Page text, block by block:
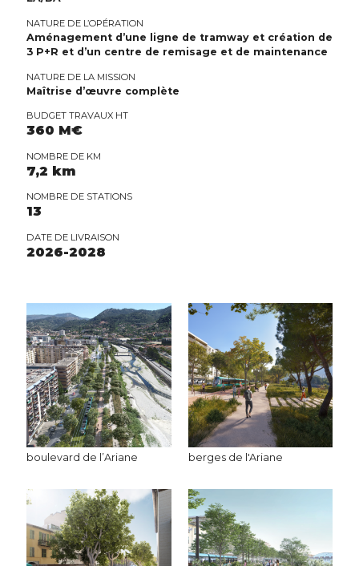
NATURE DE L’OPÉRATION
Aménagement d’une ligne de tramway et création de
3 P+R et d’un centre de remisage et de maintenance
NATURE DE LA MISSION
Maîtrise d’œuvre complète
BUDGET TRAVAUX HT
360 M€
NOMBRE DE KM
7,2 km
NOMBRE DE STATIONS
13
DATE DE LIVRAISON
2026-2028
boulevard de l’Ariane berges de l'Ariane